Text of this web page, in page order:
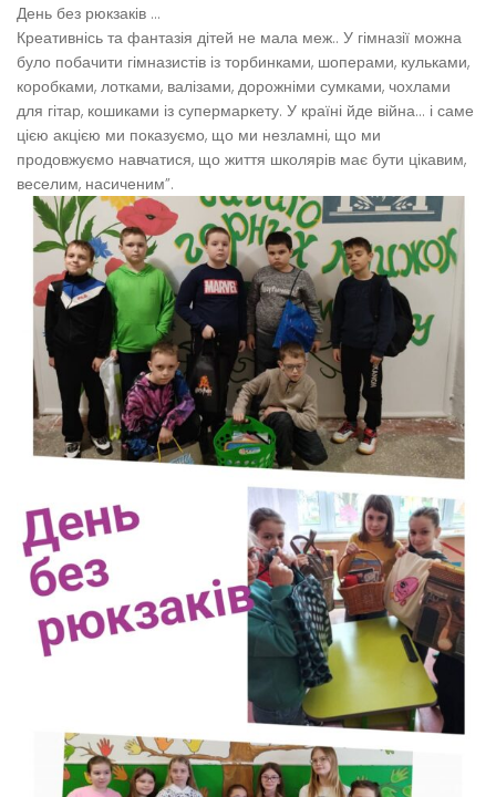
День без рюкзаків …
Креативнісь та фантазія дітей не мала меж.. У гімназії можна
було побачити гімназистів із торбинками, шоперами, кульками,
коробками, лотками, валізами, дорожніми сумками, чохлами
для гітар, кошиками із супермаркету. У країні йде війна… і саме
цією акцією ми показуємо, що ми незламні, що ми
продовжуємо навчатися, що життя школярів має бути цікавим,
веселим, насиченим”.